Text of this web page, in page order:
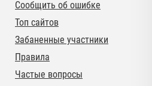
Сообщить об ошибке
Топ сайтов
Забаненные участники
Правила
Частые вопросы